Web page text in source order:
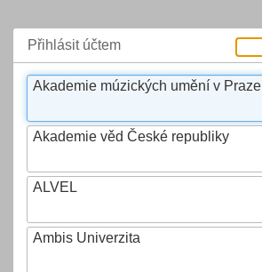
Přihlásit účtem
Akademie múzických umění v Praze
Akademie věd České republiky
ALVEL
Ambis Univerzita